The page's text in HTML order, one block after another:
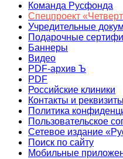
Команда Русфонда
Спецпроект
Учредительные
Подарочные
Баннеры
Видео
PDF-архив Ъ
PDF
Российские клиники
Контакты и реквизиты
Политика
Пользовательское
Сетевое издание
Поиск по сайту
Мобильные